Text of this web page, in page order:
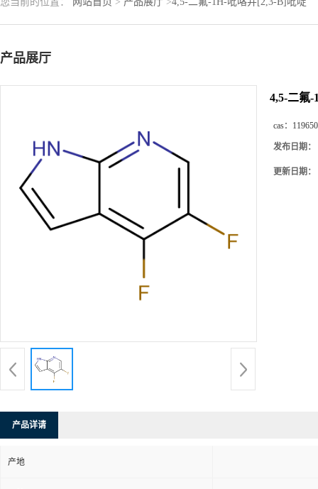
产品展厅
4,5-二氟-
cas：
发布日期：
更新日期：
产品详请
产地